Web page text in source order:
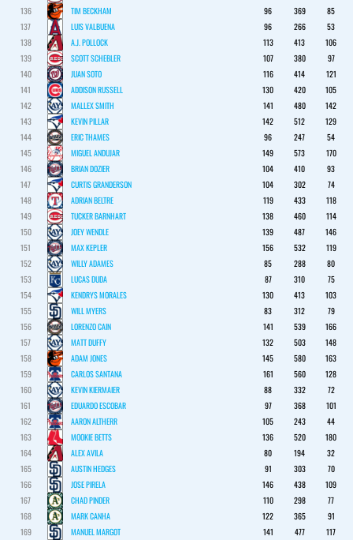
136
TIM BECKHAM 96 369
85
137
LUIS VALBUENA 96 266
53
138
A.J. POLLOCK 113 413
106
139
SCOTT SCHEBLER 107 380
97
140
JUAN SOTO 116 414
121
141
ADDISON RUSSELL 130 420
105
142
MALLEX SMITH 141 480
142
143
KEVIN PILLAR 142 512
129
144
ERIC THAMES 96 247
54
145
MIGUEL ANDUJAR 149 573
170
146
BRIAN DOZIER 104 410
93
147
CURTIS GRANDERSON 104 302
74
148
ADRIAN BELTRE 119 433
118
149
TUCKER BARNHART 138 460
114
150
JOEY WENDLE 139 487
146
151
MAX KEPLER 156 532
119
152
WILLY ADAMES 85 288
80
153
LUCAS DUDA 87 310
75
154
KENDRYS MORALES 130 413
103
155
WILL MYERS 83 312
79
156
LORENZO CAIN 141 539
166
157
MATT DUFFY 132 503
148
158
ADAM JONES 145 580
163
159
CARLOS SANTANA 161 560
128
160
KEVIN KIERMAIER 88 332
72
161
EDUARDO ESCOBAR 97 368
101
162
AARON ALTHERR 105 243
44
163
MOOKIE BETTS 136 520
180
164
ALEX AVILA 80 194
32
165
AUSTIN HEDGES 91 303
70
166
JOSE PIRELA 146 438
109
167
CHAD PINDER 110 298
77
168
MARK CANHA 122 365
91
169
MANUEL MARGOT 141 477
117